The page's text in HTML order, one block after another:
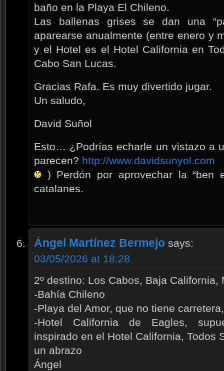
baño en la Playa El Chileno.
Las ballenas grises se dan una
aparearse anualmente (entre enero y
y el Hotel es el Hotel California en
Cabo San Lucas.
Gracias Rafa. Es muy divertido jugar.
Un saludo,
David Suñol
Esto… ¿Podrías echarle un vistazo a
parecen? http://www.davidsunyol.com
) Perdón por aprovechar la “ben
catalanes.
Ángel Martínez Bermejo says:
03/05/2026 at 18:28
2º destino: Los Cabos, Baja California,
-Bahía Chileno
-Playa del Amor, que no tiene
-Hotel California de Eagles,
inspirado en el Hotel California, Todos
un abrazo
Ángel